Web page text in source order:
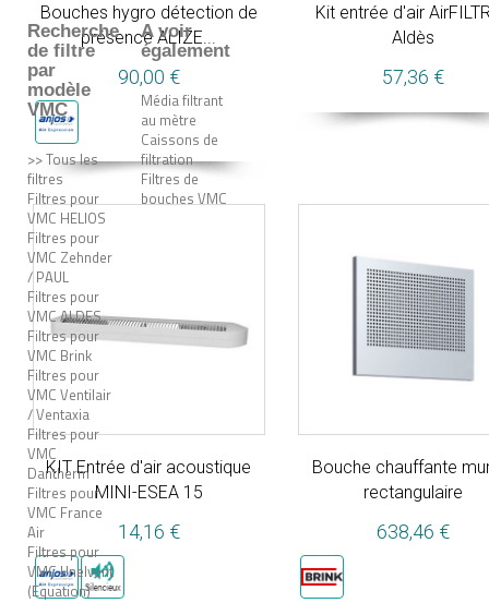
Recherche
de filtre
par
modèle
VMC
>> Tous les
filtres
Filtres pour
VMC HELIOS
Filtres pour
VMC Zehnder
/ PAUL
Filtres pour
VMC ALDES
Filtres pour
VMC Brink
Filtres pour
VMC Ventilair
/ Ventaxia
Filtres pour
VMC
Dantherm
Filtres pour
VMC France
Air
Filtres pour
VMC Unelvent
(Equation)
A voir
également
Média filtrant
au mètre
Caissons de
filtration
Filtres de
bouches VMC
Bouches hygro détection de
présence ALIZE...
90,00 €
Kit entrée d'air
Aldès
57,36 €
KIT Entrée d'air acoustique
MINI-ESEA 15
14,16 €
Bouche chauffante
rectangulaire
638,46 €